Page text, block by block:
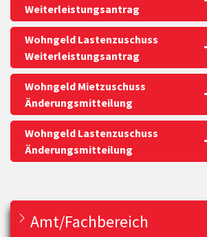
Weiterleistungsantrag
Wohngeld Lastenzuschuss
Weiterleistungsantrag
Wohngeld Mietzuschuss
Änderungsmitteilung
Wohngeld Lastenzuschuss
Änderungsmitteilung
Amt/Fachbereich